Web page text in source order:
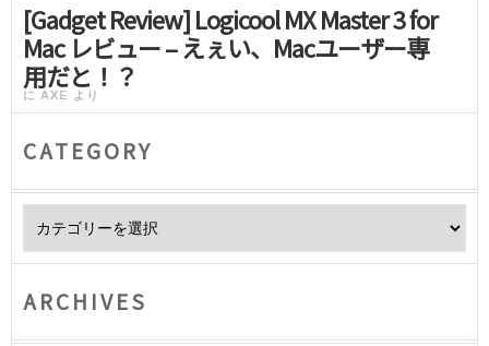
[Gadget Review] Logicool MX Master 3 for
Mac レビュー – えぇい、Macユーザー専
用だと！？
に AXE より
CATEGORY
ARCHIVES